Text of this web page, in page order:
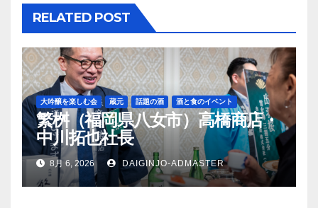
ン
RELATED POST
大吟醸を楽しむ会 蔵元 話題の酒 酒と食のイベント
繁桝（福岡県八女市）高橋商店・
中川拓也社長
8月 6, 2026 DAIGINJO-ADMASTER